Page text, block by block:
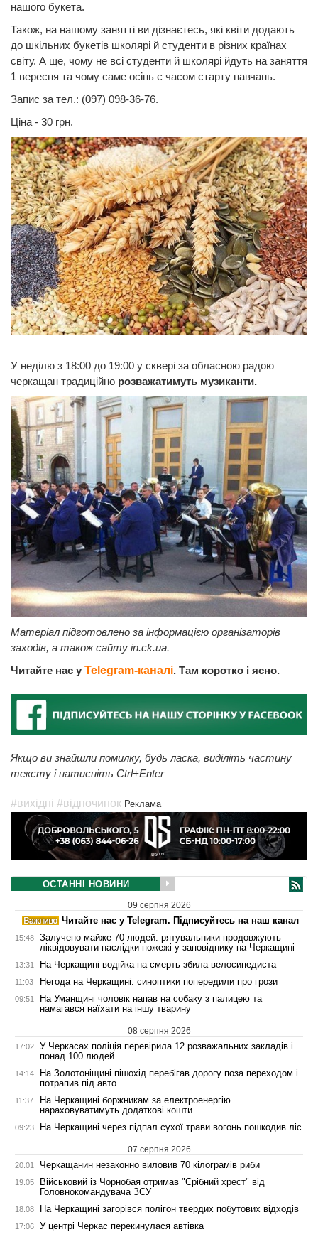
нашого букета.
Також, на нашому занятті ви дізнаєтесь, які квіти додають
до шкільних букетів школярі й студенти в різних країнах
світу. А ще, чому не всі студенти й школярі йдуть на заняття
1 вересня та чому саме осінь є часом старту навчань.
Запис за тел.: (097) 098-36-76.
Ціна - 30 грн.
У неділю з 18:00 до 19:00 у сквері за обласною радою
черкащан традиційно розважатимуть музиканти.
Матеріал підготовлено за інформацією організаторів
заходів, а також сайту in.ck.ua.
Читайте нас у Telegram-каналі. Там коротко і ясно.
Якщо ви знайшли помилку, будь ласка, виділіть частину
тексту і натисніть Ctrl+Enter
#вихідні #відпочинок Реклама
ОСТАННІ НОВИНИ
09 серпня 2026
Читайте нас у Telegram. Підписуйтесь на наш канал
15:48
Залучено майже 70 людей: рятувальники продовжують
ліквідовувати наслідки пожежі у заповіднику на Черкащині
13:31 На Черкащині водійка на смерть збила велосипедиста
11:03 Негода на Черкащині: синоптики попередили про грози
09:51
На Уманщині чоловік напав на собаку з палицею та
намагався наїхати на іншу тварину
08 серпня 2026
17:02
У Черкасах поліція перевірила 12 розважальних закладів і
понад 100 людей
14:14
На Золотоніщині пішохід перебігав дорогу поза переходом і
потрапив під авто
11:37
На Черкащині боржникам за електроенергію
нараховуватимуть додаткові кошти
09:23 На Черкащині через підпал сухої трави вогонь пошкодив ліс
07 серпня 2026
20:01 Черкащанин незаконно виловив 70 кілограмів риби
19:05
Військовий із Чорнобая отримав "Срібний хрест" від
Головнокомандувача ЗСУ
18:08 На Черкащині загорівся полігон твердих побутових відходів
17:06 У центрі Черкас перекинулася автівка